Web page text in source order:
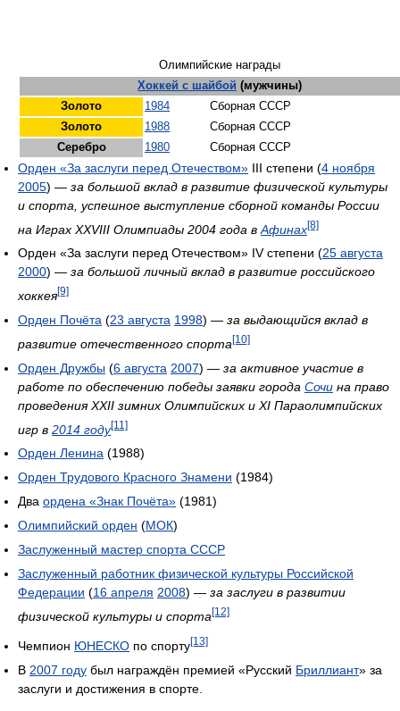
Олимпийские награды
Хоккей с шайбой (мужчины)
Золото
1984
Сборная СССР
Золото
1988
Сборная СССР
Серебро
1980 Сборная СССР
Орден «За заслуги перед Отечеством» III степени (4 ноября
2005) — за большой вклад в развитие физической культуры
и спорта, успешное выступление сборной команды России
на Играх XXVIII Олимпиады 2004 года в Афинах[8]
Орден «За заслуги перед Отечеством» IV степени (25 августа
2000) — за большой личный вклад в развитие российского
хоккея[9]
Орден Почёта (23 августа 1998) — за выдающийся вклад в
развитие отечественного спорта[10]
Орден Дружбы (6 августа 2007) — за активное участие в
работе по обеспечению победы заявки города Сочи на право
проведения XXII зимних Олимпийских и XI Параолимпийских
игр в 2014 году[11]
Орден Ленина (1988)
Орден Трудового Красного Знамени (1984)
Два ордена «Знак Почёта» (1981)
Олимпийский орден (МОК)
Заслуженный мастер спорта СССР
Заслуженный работник физической культуры Российской
Федерации (16 апреля 2008) — за заслуги в развитии
физической культуры и спорта [12]
Чемпион ЮНЕСКО по спорту[13]
В 2007 году был награждён премией «Русский Бриллиант» за
заслуги и достижения в спорте.